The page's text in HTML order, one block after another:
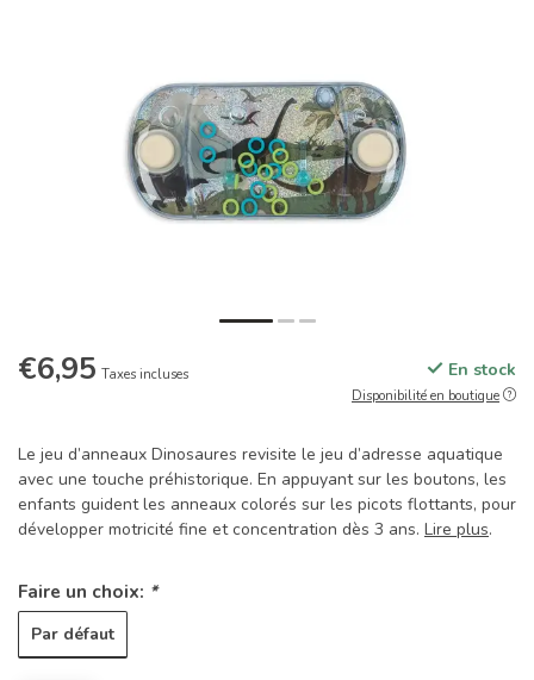
€6,95 Taxes incluses En stock
Disponibilité en boutique
Le jeu d’anneaux Dinosaures revisite le jeu d’adresse aquatique
avec une touche préhistorique. En appuyant sur les boutons, les
enfants guident les anneaux colorés sur les picots flottants, pour
développer motricité fine et concentration dès 3 ans. Lire plus.
Faire un choix: *
Par défaut